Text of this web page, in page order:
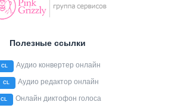
Полезные ссылки
CL Аудио конвертер онлайн
CL Аудио редактор онлайн
CL Онлайн диктофон голоса